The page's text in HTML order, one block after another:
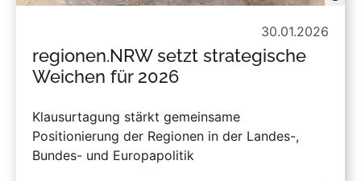
30.01.2026
regionen.NRW setzt strategische
Weichen für 2026
Klausurtagung stärkt gemeinsame
Positionierung der Regionen in der Landes-,
Bundes- und Europapolitik